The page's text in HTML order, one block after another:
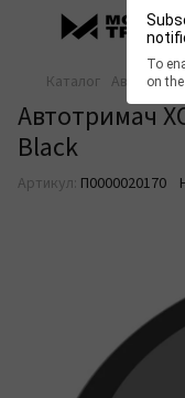
To
on
Каталог
Автотримач
Black
Артикул: П0000020170